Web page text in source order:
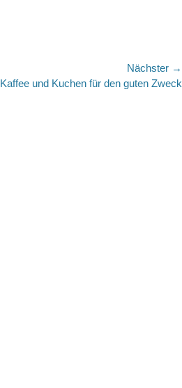
Nächster →
Kaffee und Kuchen für den guten Zweck